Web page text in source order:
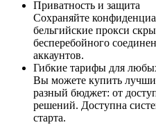
Приватность и защита
Сохраняйте
бельгийские прокси
бесперебойного
аккаунтов.
Гибкие тарифы для
Вы можете купить
разный бюджет: от
решений. Доступна
старта.